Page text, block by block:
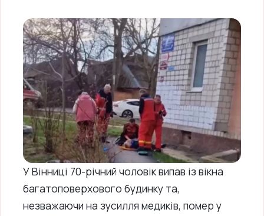
У Вінниці 70-річний чоловік випав із вікна
багатоповерхового будинку та,
незважаючи на зусилля медиків, помер у